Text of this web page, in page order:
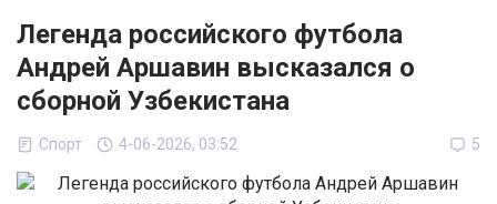
Легенда российского футбола
Андрей Аршавин высказался о
сборной Узбекистана
Спорт 4-06-2026, 03:52 5